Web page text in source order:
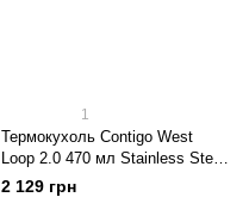
1
Термокухоль Contigo West
Loop 2.0 470 мл Stainless Steel
(2013280-1)
2 129 грн